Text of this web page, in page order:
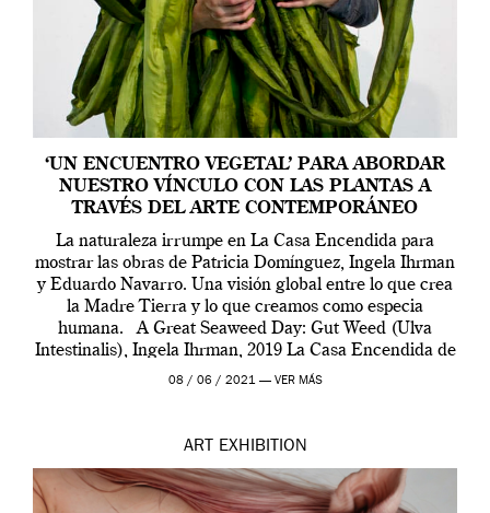
‘UN ENCUENTRO VEGETAL’ PARA ABORDAR
NUESTRO VÍNCULO CON LAS PLANTAS A
TRAVÉS DEL ARTE CONTEMPORÁNEO
La naturaleza irrumpe en La Casa Encendida para
mostrar las obras de Patricia Domínguez, Ingela Ihrman
y Eduardo Navarro. Una visión global entre lo que crea
la Madre Tierra y lo que creamos como especia
humana. A Great Seaweed Day: Gut Weed (Ulva
Intestinalis), Ingela Ihrman, 2019 La Casa Encendida de
Madrid y la Wellcome […]
08 / 06 / 2021 — VER MÁS
ART EXHIBITION